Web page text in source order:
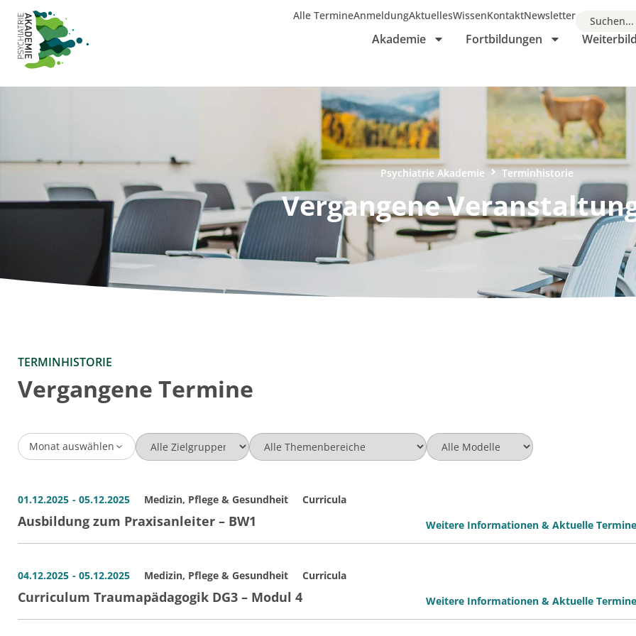
Alle TermineAnmeldungAktuellesWissenKontaktNewsletter Suchen...
Akademie Fortbildungen
Psychiatrie Akademie Terminhistorie
Vergangene
TERMINHISTORIE
Vergangene Termine
Monat auswählen
01.12.2025 - 05.12.2025 Medizin, Pflege & Gesundheit Curricula
Ausbildung zum Praxisanleiter – BW1 Weitere Informationen & Aktuelle
04.12.2025 - 05.12.2025 Medizin, Pflege & Gesundheit Curricula
Curriculum Traumapädagogik DG3 – Modul 4 Weitere Informationen & Aktuelle